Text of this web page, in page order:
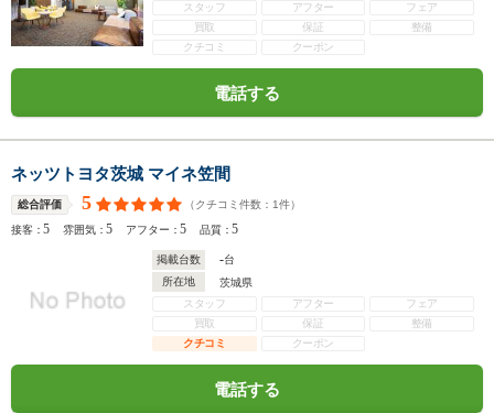
スタッフ
アフター
フェア
買取
保証
整備
クチコミ
クーポン
電話する
ネッツトヨタ茨城 マイネ笠間
総合評価 5 （クチコミ件数： 1件）
接客：5 雰囲気：5 アフター：5 品質：5
掲載台数 -台
所在地
茨城県
スタッフ
アフター
フェア
買取
保証
整備
クチコミ
クーポン
電話する